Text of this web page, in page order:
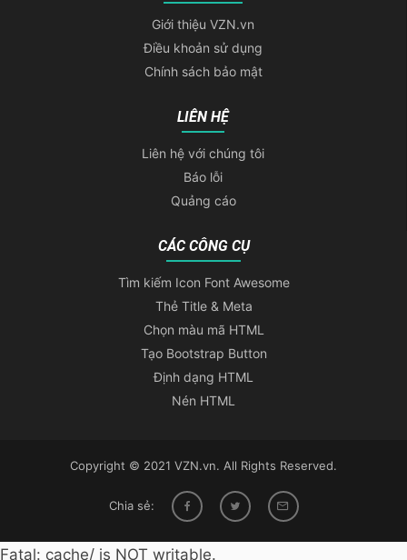
Giới thiệu VZN.vn
Điều khoản sử dụng
Chính sách bảo mật
LIÊN HỆ
Liên hệ với chúng tôi
Báo lỗi
Quảng cáo
CÁC CÔNG CỤ
Tìm kiếm Icon Font Awesome
Thẻ Title & Meta
Chọn màu mã HTML
Tạo Bootstrap Button
Định dạng HTML
Nén HTML
Copyright © 2021 VZN.vn. All Rights Reserved.
Chia sẻ:
Fatal: cache/ is NOT writable.